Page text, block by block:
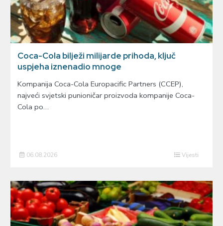
Coca-Cola bilježi milijarde prihoda, ključ
uspjeha iznenadio mnoge
Kompanija Coca-Cola Europacific Partners (CCEP),
najveći svjetski punioničar proizvoda kompanije Coca-
Cola po…
06.08.2026 Vijesti